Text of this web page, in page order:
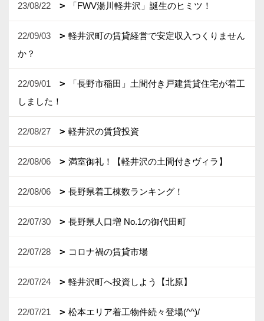
23/08/22 「FWV湯川軽井沢」誕生のヒミツ！
22/09/03
軽井沢町の賃貸経営で安定収入つくりません
か？
22/09/01
「長野市稲田」土間付き戸建賃貸住宅が着工
しました！
22/08/27 軽井沢の賃貸投資
22/08/06 満室御礼！【軽井沢の土間付きヴィラ】
22/08/06 長野県着工棟数ランキング！
22/07/30 長野県人口増 No.1の御代田町
22/07/28 コロナ禍の賃貸市場
22/07/24 軽井沢町へ投資しよう【北原】
22/07/21 松本エリア着工物件続々登場(^^)/